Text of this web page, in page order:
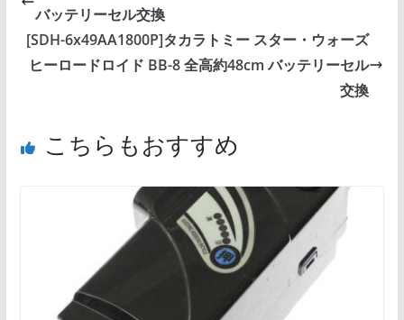
バッテリーセル交換
[SDH-6x49AA1800P]タカラトミー スター・ウォーズ
ヒーロードロイド BB-8 全高約48cm バッテリーセル
交換
こちらもおすすめ